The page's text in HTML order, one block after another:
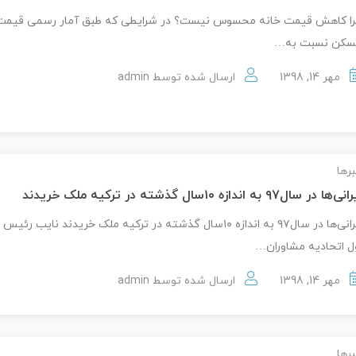
کاهش قیمت خانه محسوس نیست؟ در شرایطی که طبق آمار رسمی
نسبت به…
مهر 14, 1398 ارسال شده توسط admin
در سال۹۷ به اندازه ۱۰سال گذشته در ترکیه ملک خریدند
ایرانی‌ها در سال۹۷ به اندازه ۱۰سال گذشته در ترکیه ملک خریدند نایب رئیس
اتحادیه مشاوران…
مهر 14, 1398 ارسال شده توسط admin